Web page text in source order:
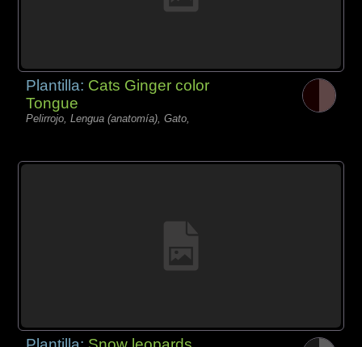
Plantilla: Cats Ginger color
Tongue
Pelirrojo, Lengua (anatomía), Gato,